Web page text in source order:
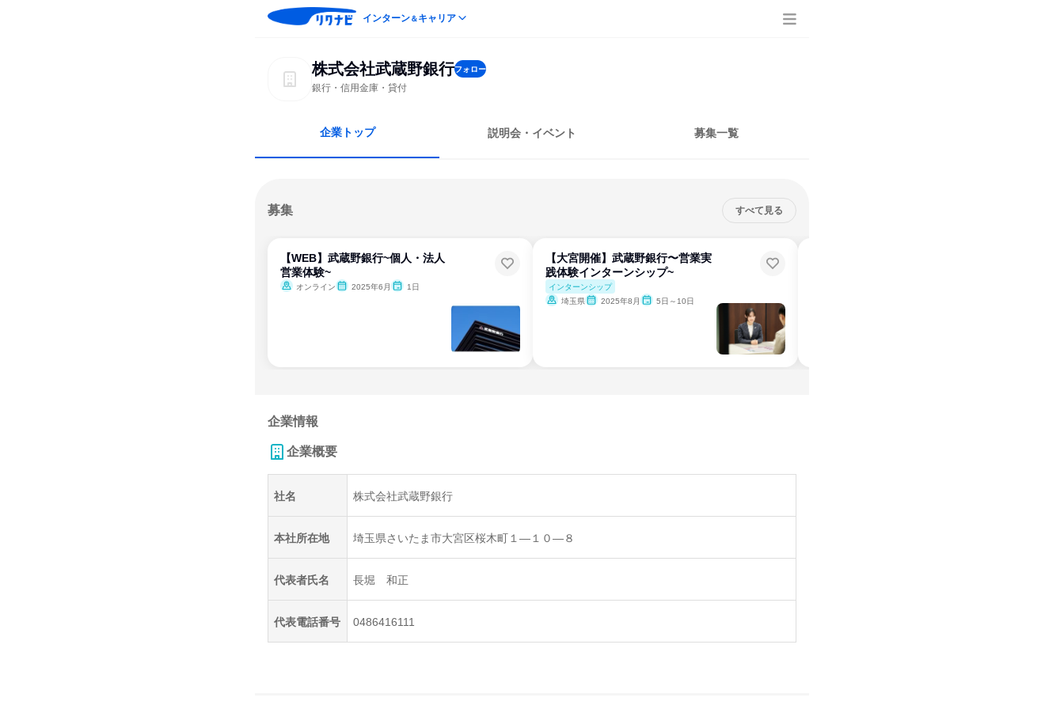
インターン＆キャリア
株式会社武蔵野銀行フォロー
銀行・信用金庫・貸付
企業トップ 説明会・イベント 募集一覧
募集 すべて見る
【WEB】武蔵野銀行~個人・法人
営業体験~
オンライン 2025年6月 1日
【大宮開催】武蔵野銀行〜営業実
践体験インターンシップ~
インターンシップ
埼玉県
2025年8月 5日～10日
企業情報
企業概要
社名 株式会社武蔵野銀行
本社所在地 埼玉県さいたま市大宮区桜木町１―１０―８
代表者氏名 長堀 和正
代表電話番号 0486416111